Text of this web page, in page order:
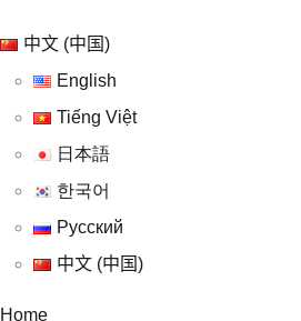
中文 (中国)
English
Tiếng Việt
日本語
한국어
Русский
中文 (中国)
Home